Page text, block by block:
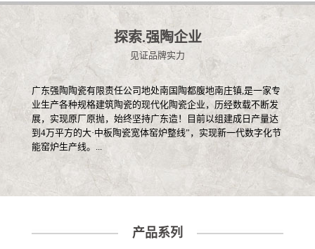
探索.强陶企业
见证品牌实力
广东强陶陶瓷有限责任公司地处南国陶都腹地南庄镇,是一家专
业生产各种规格建筑陶瓷的现代化陶瓷企业，历经数载不断发
展，实现原厂原抛，始终坚持广东造！目前以组建成日产量达
到4万平方的大·中板陶瓷宽体窑炉整线”，实现新一代数字化节
能窑炉生产线。...
产品系列